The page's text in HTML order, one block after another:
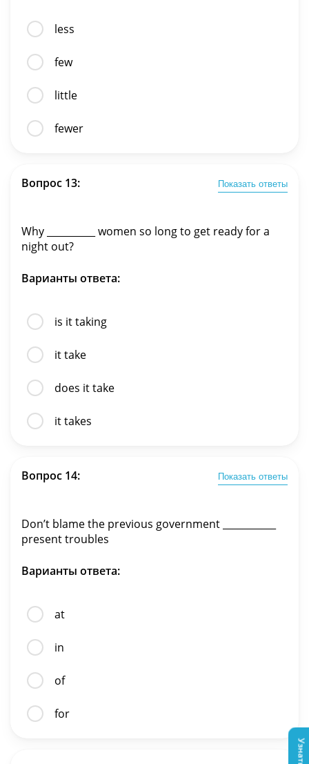
less
few
little
fewer
Вопрос 13: Показать ответы
Why __________ women so long to get ready for a
night out?
Варианты ответа:
is it taking
it take
does it take
it takes
Вопрос 14: Показать ответы
Don’t blame the previous government ___________
present troubles
Варианты ответа:
at
in
of
for